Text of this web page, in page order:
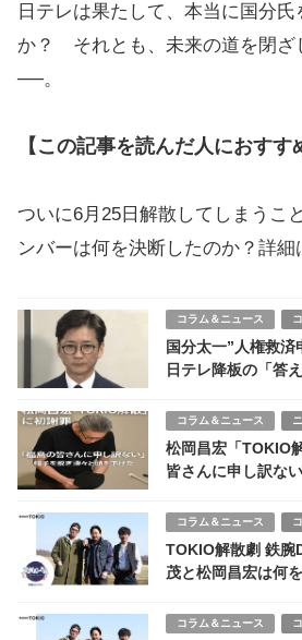
日テレは果たして、本当に国分氏
か？ それとも、未来の道を閉ざ
──。
【この記事を読んだ人におすす
ついに6月25日解散してしまう
ンバーは何を決断したのか？詳細
コラム＆ニュース
国分太一”人権救
日テレ降板の「答
コラム＆ニュース
松岡昌宏「TOKIO
皆さんに申し訳な
コラム＆ニュース
TOKIO解散劇 鉄腕DASHはどうなる？ 城島
茂と松岡昌宏は何
コラム＆ニュース